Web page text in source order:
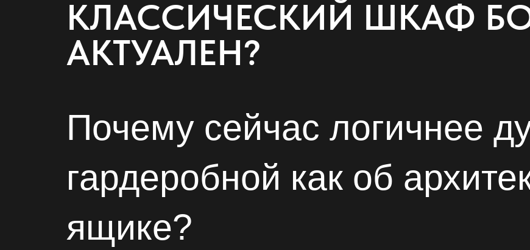
КЛАССИЧЕСКИЙ ШКАФ
АКТУАЛЕН?
Почему сейчас логичнее
гардеробной как об
ящике?